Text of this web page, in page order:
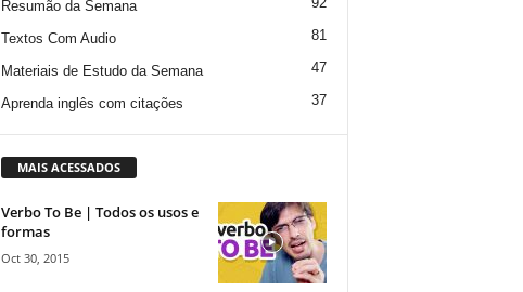
Resumão da Semana
Textos Com Audio 81
Materiais de Estudo da Semana 47
Aprenda inglês com citações 37
MAIS ACESSADOS
Verbo To Be | Todos os usos e
formas
Oct 30, 2015